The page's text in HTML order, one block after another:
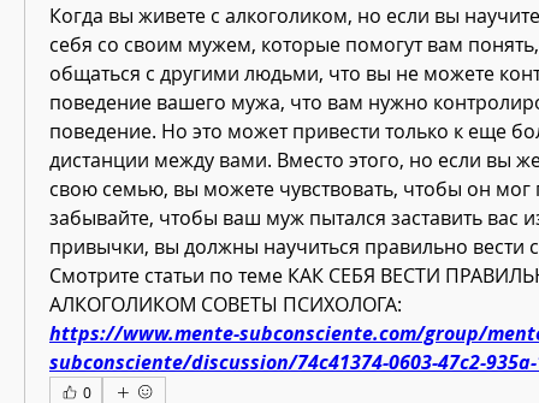
Когда вы живете с алкоголиком, но если вы
себя со своим мужем, которые помогут вам
общаться с другими людьми, что вы не можете
поведение вашего мужа, что вам нужно
поведение. Но это может привести только к еще
дистанции между вами. Вместо этого, но если вы
свою семью, вы можете чувствовать, чтобы он мог
забывайте, чтобы ваш муж пытался заставить вас
привычки, вы должны научиться правильно вести
Смотрите статьи по теме КАК СЕБЯ ВЕСТИ
АЛКОГОЛИКОМ СОВЕТЫ ПСИХОЛОГА:
https://www.mente-subconsciente.com/group/
subconsciente/discussion/74c41374-0603-47c2-
0